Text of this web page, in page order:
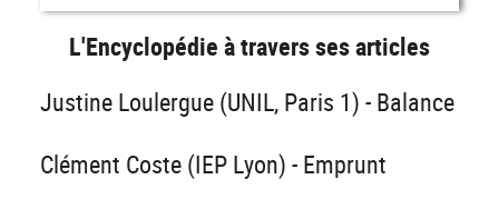
L'Encyclopédie à travers ses articles
Justine Loulergue (UNIL, Paris 1) - Balance
Clément Coste (IEP Lyon) - Emprunt